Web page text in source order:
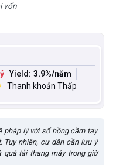
vốn
Yield: 3.9%/năm
Thanh khoản Thấp
pháp lý với sổ hồng cầm tay
Tuy nhiên, cư dân cần lưu ý
tải thang máy trong giờ